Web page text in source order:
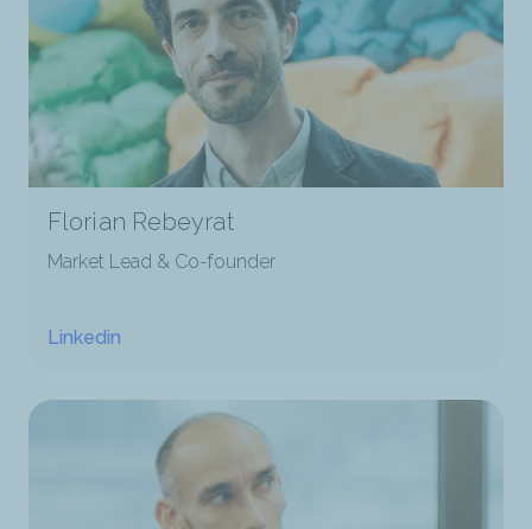
Florian Rebeyrat
Market Lead & Co-founder
Linkedin